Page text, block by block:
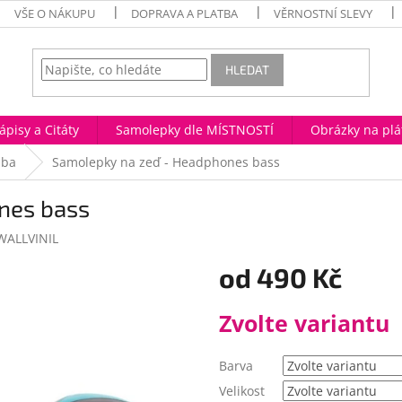
VŠE O NÁKUPU DOPRAVA A PLATBA VĚRNOSTNÍ SLEVY
HLEDAT
a Citáty Samolepky dle MÍSTNOSTÍ Obrázky na
Samolepky na zeď - Headphones bass
bass
od 490 Kč
cena:
Zvolte variantu
Barva
Velikost